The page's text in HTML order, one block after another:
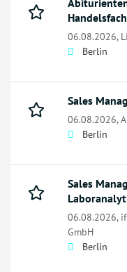
06.08.2026,
Berlin
Sales
06.08.2026,
Berlin
Sales
06.08.2026,
GmbH
Berlin